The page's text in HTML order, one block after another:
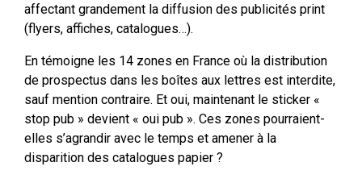
affectant grandement la diffusion des publicités print
(flyers, affiches, catalogues…).
En témoigne les 14 zones en France où la distribution
de prospectus dans les boîtes aux lettres est interdite,
sauf mention contraire. Et oui, maintenant le sticker «
stop pub » devient « oui pub ». Ces zones pourraient-
elles s’agrandir avec le temps et amener à la
disparition des catalogues papier ?